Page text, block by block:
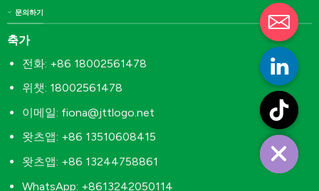
문의하기
축가
전화: +86 18002561478
위챗: 18002561478
이메일: fiona@jttlogo.net
왓츠앱: +86 13510608415
왓츠앱: +86 13244758861
WhatsApp: +8613242050114